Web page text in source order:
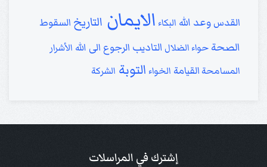
القدسوعد الله البكاء الايمان التاريخ السقوط
الصحة حواء الضلال التاديب الرجوع الى الله الأشرار
المسامحة القيامة الخواء التوبة الشركة
إشترك في المراسلات